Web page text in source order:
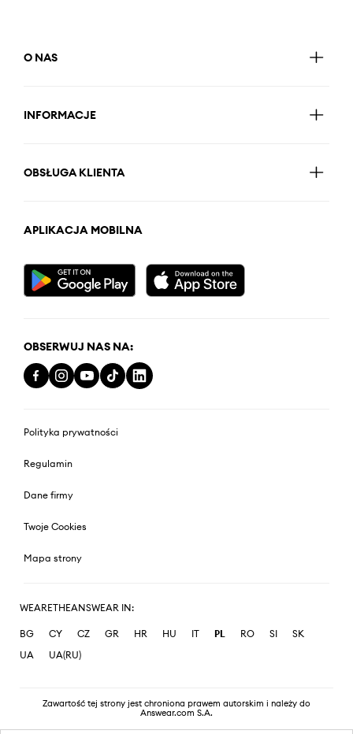
O NAS
INFORMACJE
OBSŁUGA KLIENTA
APLIKACJA MOBILNA
OBSERWUJ NAS NA:
Polityka prywatności
Regulamin
Dane firmy
Twoje Cookies
Mapa strony
WEARETHEANSWEAR IN:
BG CY CZ GR HR HU IT PL RO SI
SK
UA
UA(RU)
Zawartość tej strony jest chroniona prawem autorskim i należy do
Answear.com S.A.